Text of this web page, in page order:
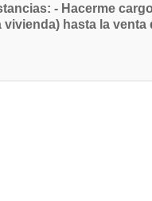
- Hacerme
hasta la venta